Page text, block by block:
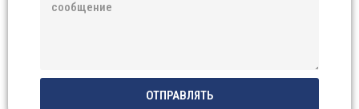
ОТПРАВЛЯТЬ